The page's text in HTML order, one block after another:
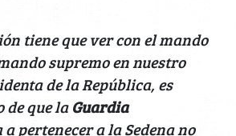
tiene que ver con el mando
supremo en nuestro
de la República, es
de que laGuardia
pertenecer a la Sedena no